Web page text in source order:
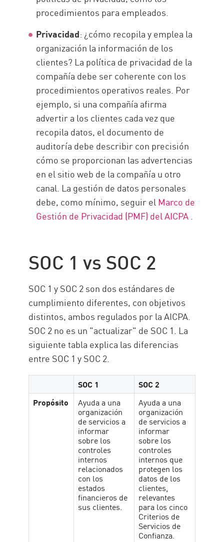
procedimientos para empleados.
Privacidad: ¿cómo recopila y emplea la
organización la información de los
clientes? La política de privacidad de la
compañía debe ser coherente con los
procedimientos operativos reales. Por
ejemplo, si una compañía afirma
advertir a los clientes cada vez que
recopila datos, el documento de
auditoría debe describir con precisión
cómo se proporcionan las advertencias
en el sitio web de la compañía u otro
canal. La gestión de datos personales
debe, como mínimo, seguir elMarco de
Gestión de Privacidad (PMF) del AICPA.
SOC 1 vs SOC 2
SOC 1 y SOC 2 son dos estándares de
cumplimiento diferentes, con objetivos
distintos, ambos regulados por la AICPA.
SOC 2 no es un "actualizar" de SOC 1. La
siguiente tabla explica las diferencias
entre SOC 1 y SOC 2.
SOC 1
SOC 2
Propósito
Ayuda a una
organización
de servicios a
informar
sobre los
controles
internos
relacionados
con los
estados
financieros de
sus clientes.
Ayuda a una
organización
de servicios a
informar
sobre los
controles
internos que
protegen los
datos de los
clientes,
relevantes
para los cinco
Criterios de
Servicios de
Confianza.